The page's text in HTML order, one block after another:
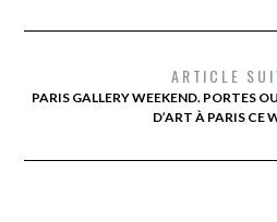
ARTICLE
PARIS GALLERY WEEKEND. PORTES
D’ART À PARIS CE